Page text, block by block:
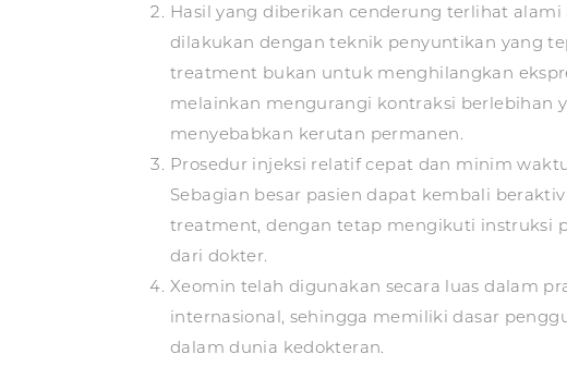
Hasil yang diberikan cenderung terlihat alami
dilakukan dengan teknik penyuntikan yang
treatment bukan untuk menghilangkan
melainkan mengurangi kontraksi berlebihan
menyebabkan kerutan permanen.
Prosedur injeksi relatif cepat dan minim
Sebagian besar pasien dapat kembali
treatment, dengan tetap mengikuti instruksi
dari dokter.
Xeomin telah digunakan secara luas dalam
internasional, sehingga memiliki dasar
dalam dunia kedokteran.